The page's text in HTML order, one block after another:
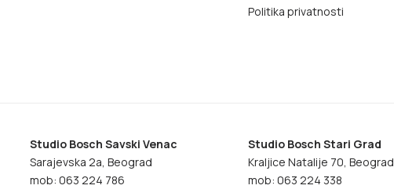
Politika privatnosti
Studio Bosch Savski Venac
Sarajevska 2a, Beograd
mob: 063 224 786
Studio Bosch Stari Grad
Kraljice Natalije 70, Beograd
mob: 063 224 338